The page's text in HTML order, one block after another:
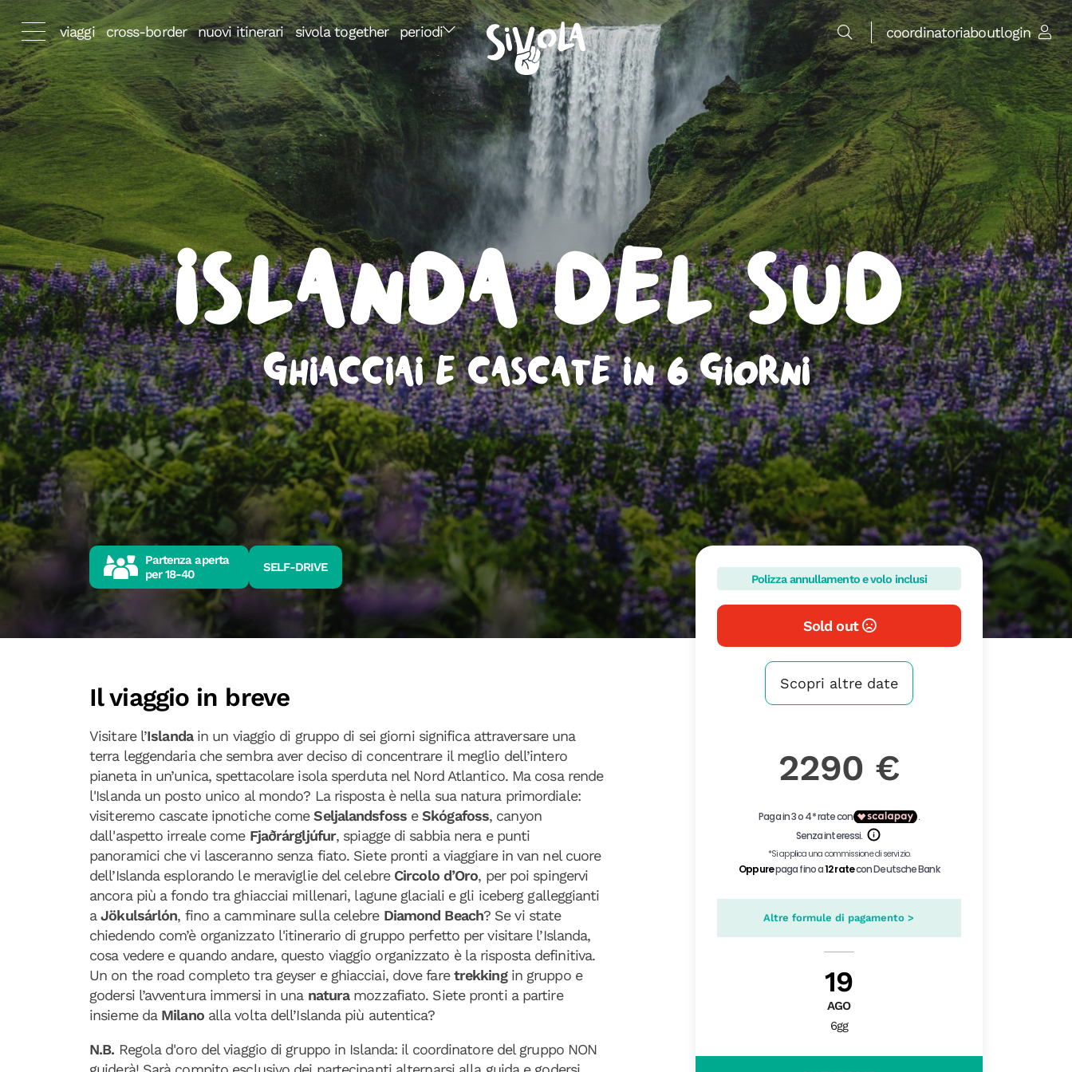
viaggi cross-border nuovi itinerari sivola together periodi coordinatoriaboutlogin
Islanda del Sud
Ghiacciai e cascate in 6 giorni
Partenza aperta
per18-40 SELF-DRIVE
Il viaggio in breve
Visitare l’Islandain un viaggio di gruppo di sei giorni significa attraversare una
terra leggendaria che sembra aver deciso di concentrare il meglio dell’intero
pianeta in un’unica, spettacolare isola sperduta nel Nord Atlantico. Ma cosa rende
l'Islanda un posto unico al mondo? La risposta è nella sua natura primordiale:
visiteremo cascate ipnotiche comeSeljalandsfoss eSkógafoss, canyon
dall'aspetto irreale come Fjaðrárgljúfur, spiagge di sabbia nera e punti
panoramici che vi lasceranno senza fiato. Siete pronti a viaggiare in van nel cuore
dell’Islanda esplorando le meraviglie del celebre Circolo d’Oro, per poi spingervi
ancora più a fondo tra ghiacciai millenari, lagune glaciali e gli iceberg galleggianti
aJökulsárlón, fino a camminare sulla celebre Diamond Beach? Se vi state
chiedendo com’è organizzato l'itinerario di gruppo perfetto per visitare l’Islanda,
cosa vedere e quando andare, questo viaggio organizzato è la risposta definitiva.
Un on the road completo tra geyser e ghiacciai, dove faretrekkingin gruppo e
godersi l’avventura immersi in una natura mozzafiato. Siete pronti a partire
insieme da Milano alla volta dell’Islanda più autentica?
N.B. Regola d'oro del viaggio di gruppo in Islanda: il coordinatore del gruppo NON
Polizza annullamento e volo inclusi
Sold out
Scopri altre date
2290 €
Altre formule di pagamento >
19
AGO
6gg